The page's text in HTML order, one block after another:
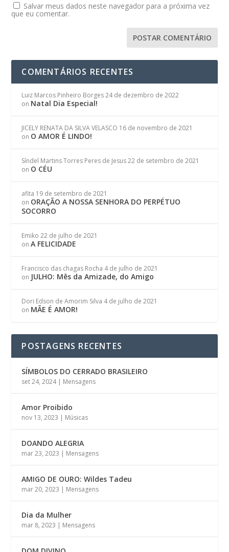
Salvar meus dados neste navegador para a próxima vez
que eu comentar.
COMENTÁRIOS RECENTES
Luiz Marcos Pinheiro Borges 24 de dezembro de 2022
on Natal Dia Especial!
JICELY RENATA DA SILVA VELASCO 16 de novembro de 2021
on O AMOR É LINDO!
Síndel Martins Torres Peres de Jesus 22 de setembro de 2021
on O CÉU
afita 19 de setembro de 2021
on ORAÇÃO A NOSSA SENHORA DO PERPÉTUO
SOCORRO
Emiko 22 de julho de 2021
onA FELICIDADE
Francisco das chagas Rocha 4 de julho de 2021
on JULHO: Mês da Amizade, do Amigo
Dori Edson de Amorim Silva 4 de julho de 2021
on MÃE É AMOR!
POSTAGENS RECENTES
SÍMBOLOS DO CERRADO BRASILEIRO
set 24, 2024| Mensagens
Amor Proibido
nov 13, 2023 | Músicas
DOANDO ALEGRIA
mar 23, 2023 | Mensagens
AMIGO DE OURO: Wildes Tadeu
mar 20, 2023 | Mensagens
Dia da Mulher
mar 8, 2023 | Mensagens